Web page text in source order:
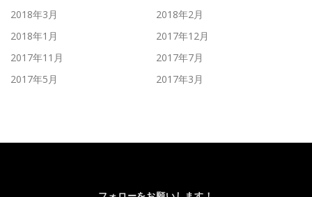
2018年3月
2018年2月
2018年1月
2017年12月
2017年11月
2017年7月
2017年5月
2017年3月